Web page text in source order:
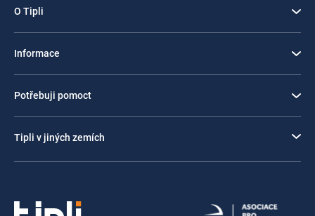
O Tipli
Informace
Potřebuji pomoct
Tipli v jiných zemích